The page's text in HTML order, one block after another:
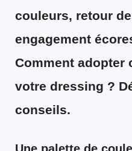
couleurs, retour
engagement
Comment adopter
votre dressing ?
conseils.